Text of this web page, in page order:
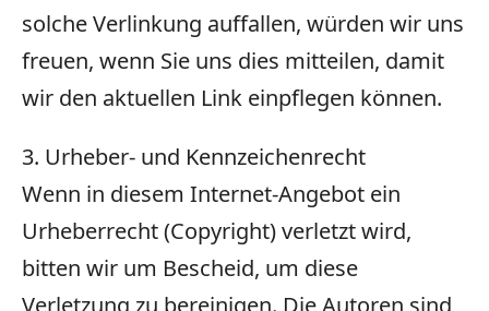
solche Verlinkung auffallen, würden wir uns
freuen, wenn Sie uns dies mitteilen, damit
wir den aktuellen Link einpflegen können.
3. Urheber- und Kennzeichenrecht
Wenn in diesem Internet-Angebot ein
Urheberrecht (Copyright) verletzt wird,
bitten wir um Bescheid, um diese
Verletzung zu bereinigen. Die Autoren sind